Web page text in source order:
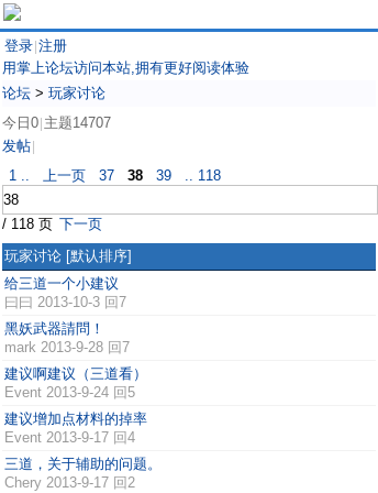
登录 注册
用掌上论坛访问本站,拥有更好阅读体验
论坛 > 玩家讨论
今日0 主题14707
发帖
1 .. 上一页 37 38 39 .. 118
/ 118 页 下一页
玩家讨论 [默认排序]
给三道一个小建议
曰曰 2013-10-3 回7
黑妖武器請問！
mark 2013-9-28 回7
建议啊建议（三道看）
Event 2013-9-24 回5
建议增加点材料的掉率
Event 2013-9-17 回4
三道，关于辅助的问题。
Chery 2013-9-17 回2